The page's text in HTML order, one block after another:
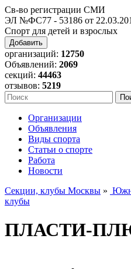
Св-во регистрации СМИ
ЭЛ №ФС77 - 53186 от
Спорт для детей и взрослых
Добавить
организаций: 12750
Объявлений: 2069
секций: 44463
отзывов: 5219
Организации
Объявления
Виды спорта
Статьи о спорте
Работа
Новости
Секции, клубы Москвы »
клубы
ПЛАСТИ-